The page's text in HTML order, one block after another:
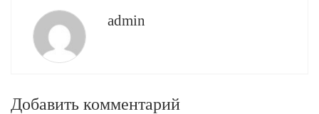
admin
Добавить комментарий